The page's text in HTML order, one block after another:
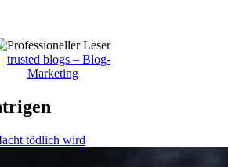
tödlich wird